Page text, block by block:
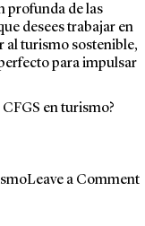
profunda de las
desees trabajar en
al turismo sostenible,
para impulsar
en turismo?
Leave a Comment